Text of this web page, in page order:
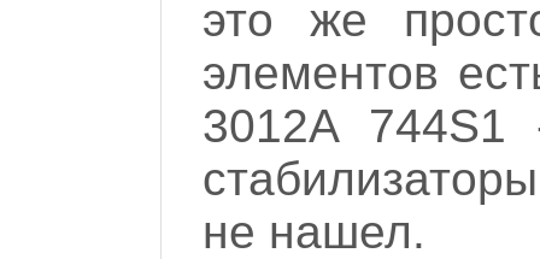
это же
элементов
3012A 744S1
не нашел.